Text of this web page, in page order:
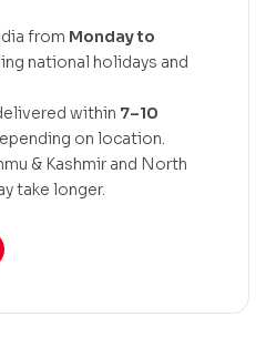
from Monday to
national holidays and
within 7–10
on location.
& Kashmir and North
take longer.